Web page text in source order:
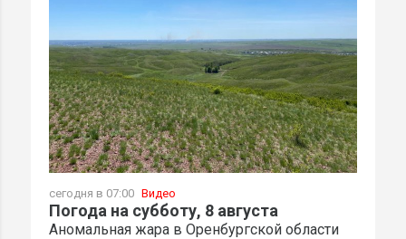
сегодня в 07:00 Видео
Погода на субботу, 8 августа
Аномальная жара в Оренбургской области